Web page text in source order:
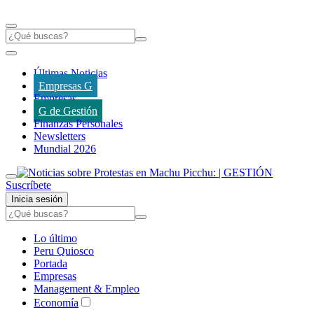
Últimas Noticias
Empresas G
Empresas
G de Gestión
Finanzas Personales
Newsletters
Mundial 2026
Suscríbete
Inicia sesión
Lo último
Peru Quiosco
Portada
Empresas
Management & Empleo
Economía